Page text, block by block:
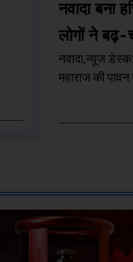
नवादा बना
लोगों ने बढ़-
नवादा,न्यूज
महाराज की पावन